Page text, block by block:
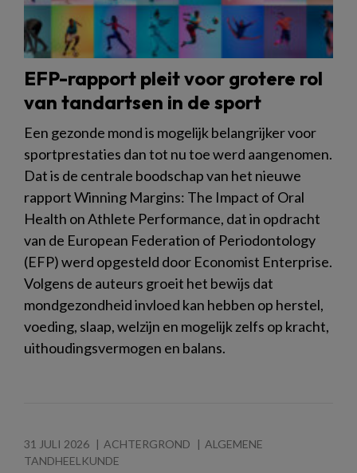
EFP-rapport pleit voor grotere rol
van tandartsen in de sport
Een gezonde mond is mogelijk belangrijker voor
sportprestaties dan tot nu toe werd aangenomen.
Dat is de centrale boodschap van het nieuwe
rapport Winning Margins: The Impact of Oral
Health on Athlete Performance, dat in opdracht
van de European Federation of Periodontology
(EFP) werd opgesteld door Economist Enterprise.
Volgens de auteurs groeit het bewijs dat
mondgezondheid invloed kan hebben op herstel,
voeding, slaap, welzijn en mogelijk zelfs op kracht,
uithoudingsvermogen en balans.
31 JULI 2026 ACHTERGROND
ALGEMENE
TANDHEELKUNDE